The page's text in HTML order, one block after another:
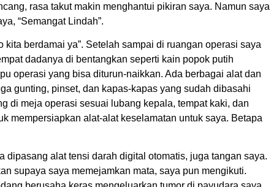
rasa takut makin menghantui pikiran saya. Namun saya
“Semangat Lindah”.
berdamai ya”. Setelah sampai di ruangan operasi saya
dadanya di bentangkan seperti kain popok putih
operasi yang bisa diturun-naikkan. Ada berbagai alat dan
gunting, pinset, dan kapas-kapas yang sudah dibasahi
di meja operasi sesuai lubang kepala, tempat kaki, dan
mempersiapkan alat-alat keselamatan untuk saya. Betapa
alat tensi darah digital otomatis, juga tangan saya.
supaya saya memejamkan mata, saya pun mengikuti.